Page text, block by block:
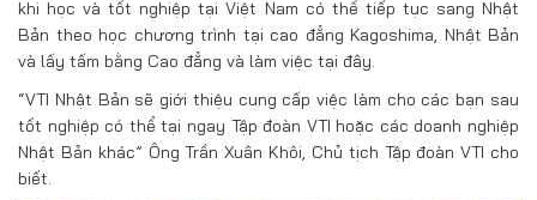
khi học và tốt nghiệp tại Việt Nam có thể tiếp tục sang Nhật
Bản theo học chương trình tại cao đẳng Kagoshima, Nhật Bản
và lấy tấm bằng Cao đẳng và làm việc tại đây.
“VTI Nhật Bản sẽ giới thiệu cung cấp việc làm cho các bạn sau
tốt nghiệp có thể tại ngay Tập đoàn VTI hoặc các doanh nghiệp
Nhật Bản khác” Ông Trần Xuân Khôi, Chủ tịch Tập đoàn VTI cho
biết.